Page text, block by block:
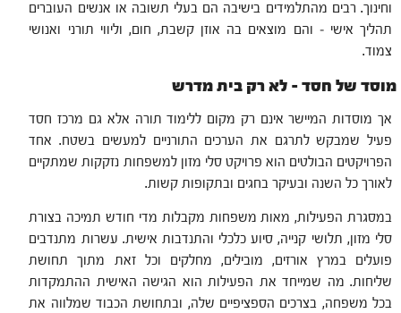
וחינוך. רבים מהתלמידים בישיבה הם בעלי תשובה או אנשים העוברים
תהליך אישי – והם מוצאים בה אוזן קשבת, חום, וליווי תורני ואנושי
צמוד.
מוסד של חסד – לא רק בית מדרש
אך מוסדות המיישר אינם רק מקום ללימוד תורה אלא גם מרכז חסד
פעיל שמבקש לתרגם את הערכים התורניים למעשים בשטח. אחד
הפרויקטים הבולטים הוא פרויקט סלי מזון למשפחות נזקקות שמתקיים
לאורך כל השנה ובעיקר בחגים ובתקופות קשות.
במסגרת הפעילות, מאות משפחות מקבלות מדי חודש תמיכה בצורת
סלי מזון, תלושי קנייה, סיוע כלכלי והתנדבות אישית. עשרות מתנדבים
פועלים במרץ אורזים, מובילים, מחלקים וכל זאת מתוך תחושת
שליחות. מה שמייחד את הפעילות הוא הגישה האישית ההתמקדות
בכל משפחה, בצרכים הספציפיים שלה, ובתחושת הכבוד שמלווה את